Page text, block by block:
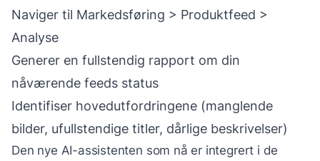
Naviger til Markedsføring > Produktfeed >
Analyse
Generer en fullstendig rapport om din
nåværende feeds status
Identifiser hovedutfordringene (manglende
bilder, ufullstendige titler, dårlige beskrivelser)
Den nye AI-assistenten som nå er integrert i de